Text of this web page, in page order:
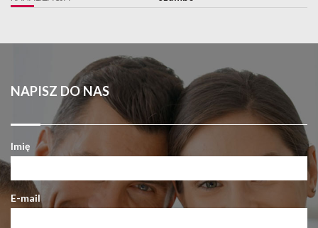
NAPISZ DO NAS
Imię
E-mail